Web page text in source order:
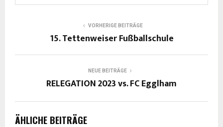
VORHERIGE BEITRÄGE
15. Tettenweiser Fußballschule
NEUE BEITRÄGE
RELEGATION 2023 vs. FC Egglham
ÄHLICHE BEITRÄGE